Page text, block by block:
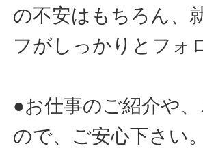
の不安はもちろん、
フがしっかりとフォ
●お仕事のご紹介や
ので、ご安心下さい。